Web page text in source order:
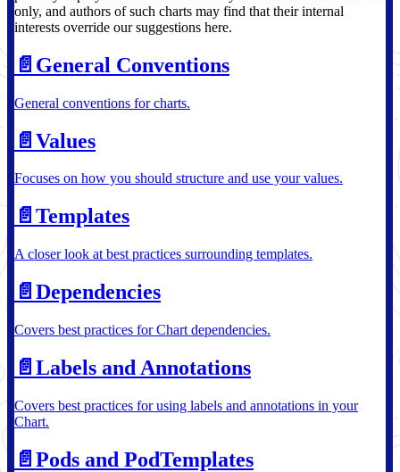
only, and authors of such charts may find that their internal
interests override our suggestions here.
📄️ General Conventions
General conventions for charts.
📄️ Values
Focuses on how you should structure and use your values.
📄️ Templates
A closer look at best practices surrounding templates.
📄️ Dependencies
Covers best practices for Chart dependencies.
📄️ Labels and Annotations
Covers best practices for using labels and annotations in your
Chart.
📄️ Pods and PodTemplates